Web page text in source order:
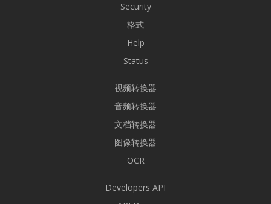
Security
格式
Help
Status
视频转换器
音频转换器
文档转换器
图像转换器
OCR
Developers API